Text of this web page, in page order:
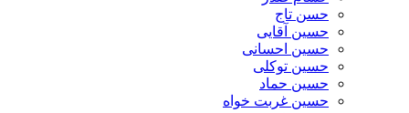
حسن تاج
حسین آقایی
حسین احسانی
حسین توکلی
حسین حماد
حسین غربت خواه